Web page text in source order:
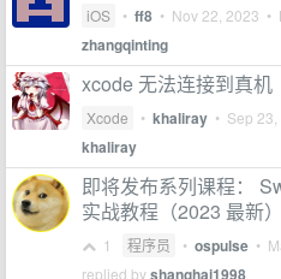
iOS • ff8 • Nov 22, 2023 •
zhangqinting
xcode 无法连接到真机
Xcode • khaliray • Sep
khaliray
即将发布系列课程：
实战教程（2023 最新）
1 程序员 • ospulse •
replied byshanghai1998